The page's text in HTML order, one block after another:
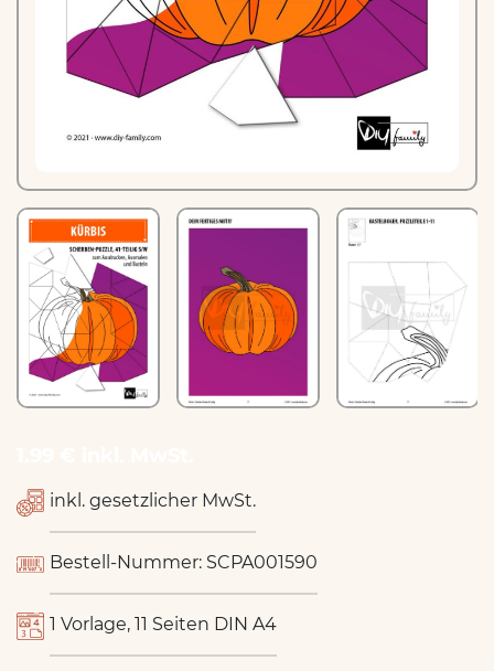
inkl. gesetzlicher MwSt.
Bestell-Nummer: SCPA001590
1 Vorlage, 11 Seiten DIN A4